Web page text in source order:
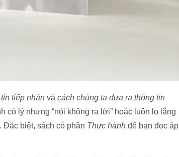
tiếp nhận và cách chúng ta đưa ra thông tin
có lý nhưng “nói không ra lời” hoặc luôn lo lắng
Đặc biệt, sách có phần Thực hành để bạn đọc áp